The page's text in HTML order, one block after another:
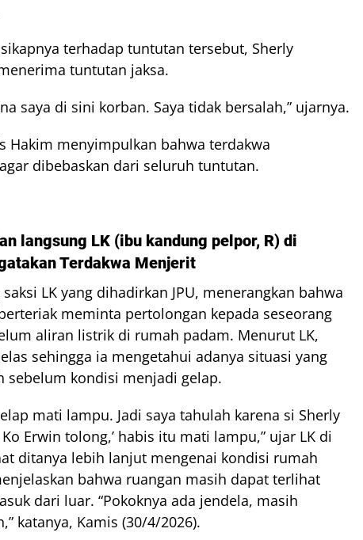
terhadap tuntutan tersebut, Sherly
tuntutan jaksa.
saya di sini korban. Saya tidak bersalah,” ujarnya.
Hakim menyimpulkan bahwa terdakwa
dibebaskan dari seluruh tuntutan.
langsung LK (ibu kandung pelpor, R) di
Terdakwa Menjerit
LK yang dihadirkan JPU, menerangkan bahwa
meminta pertolongan kepada seseorang
aliran listrik di rumah padam. Menurut LK,
sehingga ia mengetahui adanya situasi yang
sebelum kondisi menjadi gelap.
mati lampu. Jadi saya tahulah karena si Sherly
Erwin tolong,’ habis itu mati lampu,” ujar LK di
ditanya lebih lanjut mengenai kondisi rumah
bahwa ruangan masih dapat terlihat
dari luar. “Pokoknya ada jendela, masih
katanya, Kamis (30/4/2026).